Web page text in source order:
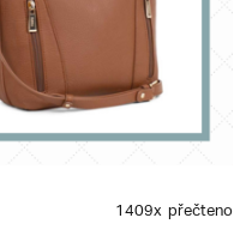
1409x přečteno